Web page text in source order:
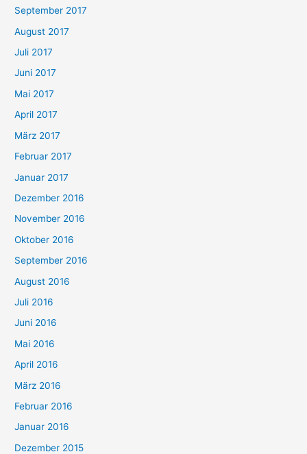
September 2017
August 2017
Juli 2017
Juni 2017
Mai 2017
April 2017
März 2017
Februar 2017
Januar 2017
Dezember 2016
November 2016
Oktober 2016
September 2016
August 2016
Juli 2016
Juni 2016
Mai 2016
April 2016
März 2016
Februar 2016
Januar 2016
Dezember 2015